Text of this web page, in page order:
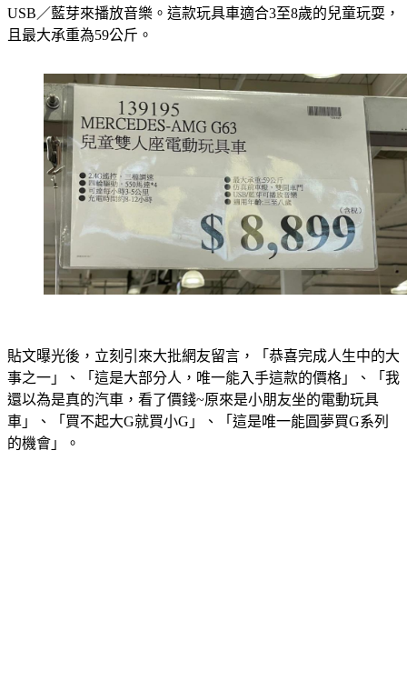
仿真前車燈、2.4G遙控、3檔調速、4輪驅動，此外還可使用
USB／藍芽來播放音樂。這款玩具車適合3至8歲的兒童玩耍，
貼文曝光後，立刻引來大批網友留言，「恭喜完成人生中的大
事之一」、「這是大部分人，唯一能入手這款的價格」、「我
還以為是真的汽車，看了價錢~原來是小朋友坐的電動玩具
車」、「買不起大G就買小G」、「這是唯一能圓夢買G系列